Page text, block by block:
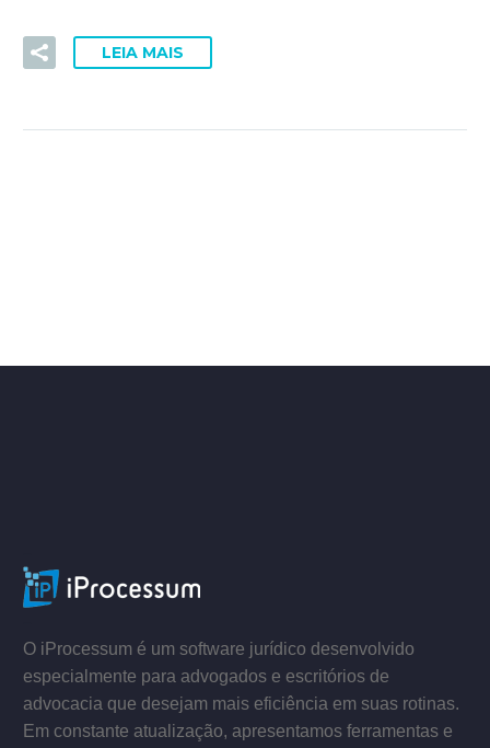
LEIA MAIS
O iProcessum é um software jurídico desenvolvido
especialmente para advogados e escritórios de
advocacia que desejam mais eficiência em suas rotinas.
Em constante atualização, apresentamos ferramentas e